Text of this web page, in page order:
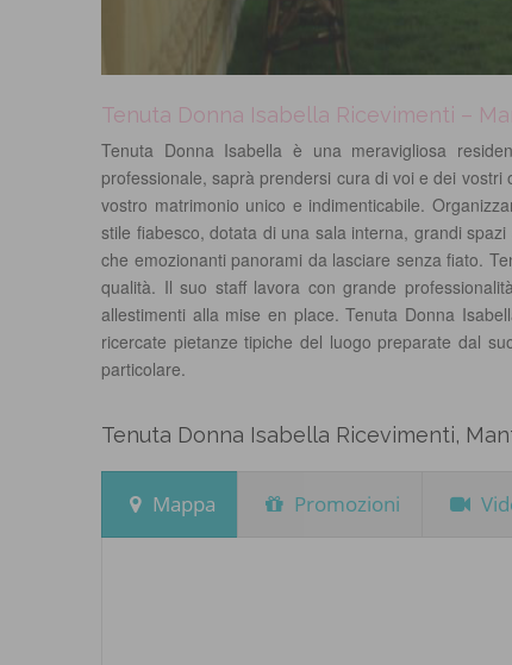
Tenuta Donna Isabella Ricevimenti –
Tenuta Donna Isabella è una meravigliosa
professionale, saprà prendersi cura di voi e dei
vostro matrimonio unico e indimenticabile.
stile fiabesco, dotata di una sala interna, grandi
che emozionanti panorami da lasciare senza fiato.
qualità. Il suo staff lavora con grande
allestimenti alla mise en place. Tenuta Donna
ricercate pietanze tipiche del luogo preparate dal
particolare.
Tenuta Donna Isabella Ricevimenti,
Mappa Promozioni